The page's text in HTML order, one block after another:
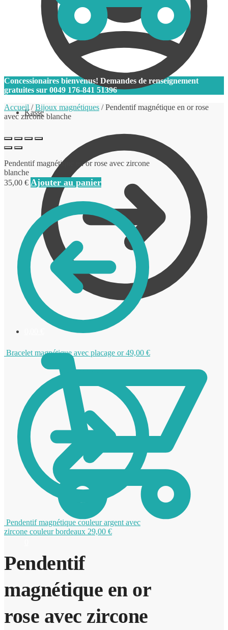
Kasse
Concessionaires bienvenus! Demandes de renseignement
gratuites sur 0049 176-841 51396
Accueil /Bijoux magnétiques /Pendentif magnétique en or rose
avec zircone blanche
Pendentif magnétique en or rose avec zircone
blanche
35,00 € Ajouter au panier
Bracelet magnétique avec placage or 49,00 €
Pendentif magnétique couleur argent avec
zircone couleur bordeaux 29,00 €
Pendentif
magnétique en or
rose avec zircone